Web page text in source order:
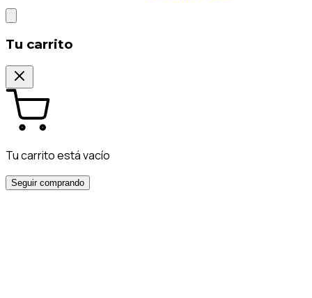
Tu carrito
Tu carrito está vacío
Seguir comprando